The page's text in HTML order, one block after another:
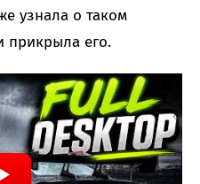
узнала о таком
прикрыла его.